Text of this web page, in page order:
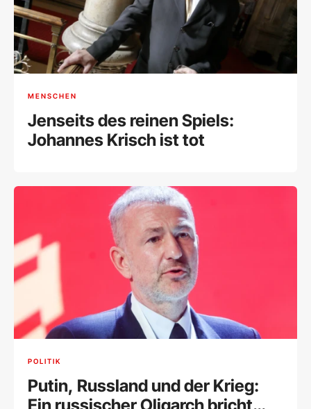
MENSCHEN
Jenseits des reinen Spiels:
Johannes Krisch ist tot
POLITIK
Putin, Russland und der Krieg: